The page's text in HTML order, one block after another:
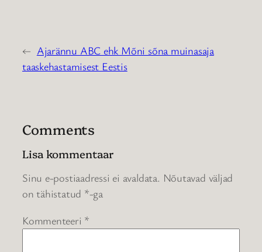
← Ajarännu ABC ehk Mõni sõna muinasaja
taaskehastamisest Eestis
Comments
Lisa kommentaar
Sinu e-postiaadressi ei avaldata. Nõutavad väljad
on tähistatud *-ga
Kommenteeri *